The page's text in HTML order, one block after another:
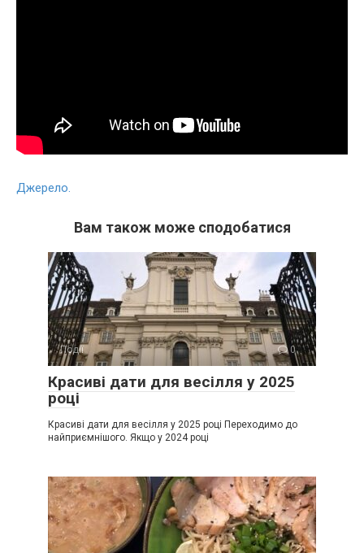
Джерело.
Вам також може сподобатися
Події 0
Красиві дати для весілля у 2025
році
Красиві дати для весілля у 2025 році Переходимо до
найприємнішого. Якщо у 2024 році